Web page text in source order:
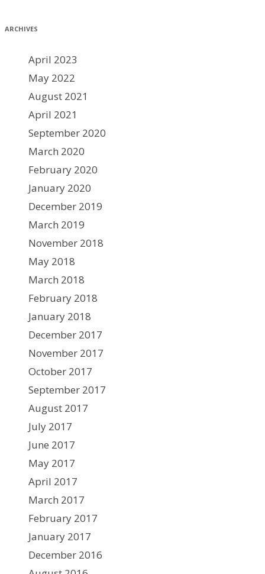
ARCHIVES
April 2023
May 2022
August 2021
April 2021
September 2020
March 2020
February 2020
January 2020
December 2019
March 2019
November 2018
May 2018
March 2018
February 2018
January 2018
December 2017
November 2017
October 2017
September 2017
August 2017
July 2017
June 2017
May 2017
April 2017
March 2017
February 2017
January 2017
December 2016